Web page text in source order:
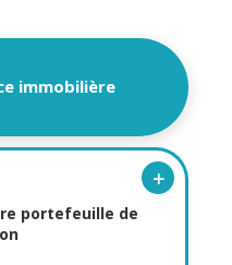
immobilière
+
portefeuille de